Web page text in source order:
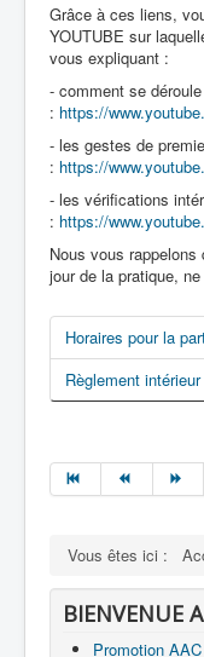
Grâce à ces liens,
YOUTUBE sur
vous expliquant :
- comment se
: https://
- les gestes de
: https://
- les vérifications
: https://
Nous vous
jour de la pratique,
Horaires pour la
Règlement
Vous êtes ici :
BIENVENUE
Promotion